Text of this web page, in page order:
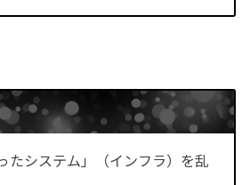
たシステム」（インフラ）を乱